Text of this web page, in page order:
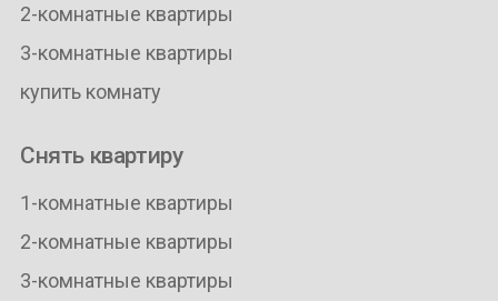
2-комнатные квартиры
3-комнатные квартиры
купить комнату
Снять квартиру
1-комнатные квартиры
2-комнатные квартиры
3-комнатные квартиры